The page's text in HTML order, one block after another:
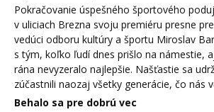
Pokračovanie úspešného športového
v uliciach Brezna svoju premiéru presne
vedúci odboru kultúry a športu Miroslav
s tým, koľko ľudí dnes prišlo na námestie,
rána nevyzeralo najlepšie. Našťastie sa
zúčastnili naozaj všetky generácie, čo nás
Behalo sa pre dobrú vec